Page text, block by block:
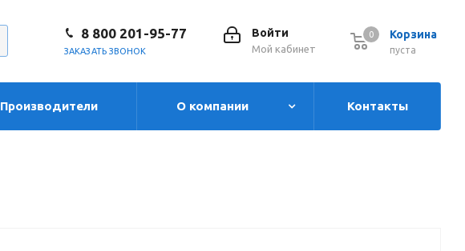
Корзина
0
пуста
0
Войти
Мой кабинет
8 800 201-95-77
ЗАКАЗАТЬ ЗВОНОК
Производители О компании Контакты